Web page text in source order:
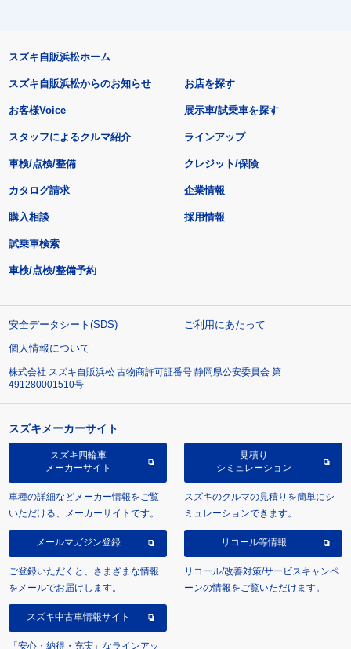
スズキ自販浜松ホーム
スズキ自販浜松からのお知らせ
お客様Voice
スタッフによるクルマ紹介
お店を探す
展示車/試乗車を探す
ラインアップ
車検/点検/整備 クレジット/保険
カタログ請求
購入相談
試乗車検索
車検/点検/整備予約
企業情報
採用情報
安全データシート(SDS)
ご利用にあたって
個人情報について
株式会社 スズキ自販浜松 古物商許可証番号 静岡県公安委員会 第
491280001510号
スズキメーカーサイト
スズキ四輪車
メーカーサイト
車種の詳細などメーカー情報をご覧
いただける、メーカーサイトです。
見積り
シミュレーション
スズキのクルマの見積りを簡単にシ
ミュレーションできます。
メールマガジン登録
ご登録いただくと、さまざまな情報
をメールでお届けします。
リコール等情報
リコール/改善対策/サービスキャンペ
ーンの情報をご覧いただけます。
スズキ中古車情報サイト
「安心・納得・充実」なラインアッ